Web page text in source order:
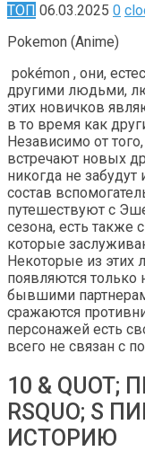
ТОП 06.03.2025 0
Pokemon (Anime)
pokémon , они,
другими людьми,
этих новичков
в то время как
Независимо от
встречают новых
никогда не
состав
путешествуют с
сезона, есть также
которые
Некоторые из этих
появляются только
бывшими
сражаются
персонажей есть
всего не связан с
10 & QUOT;
RSQUO; S
ИСТОРИЮ